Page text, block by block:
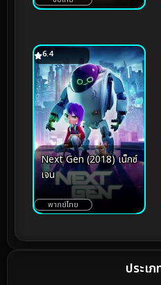
6.4
Next Gen (2018) เน็กซ์
เจน
พากย์ไทย
ประเ